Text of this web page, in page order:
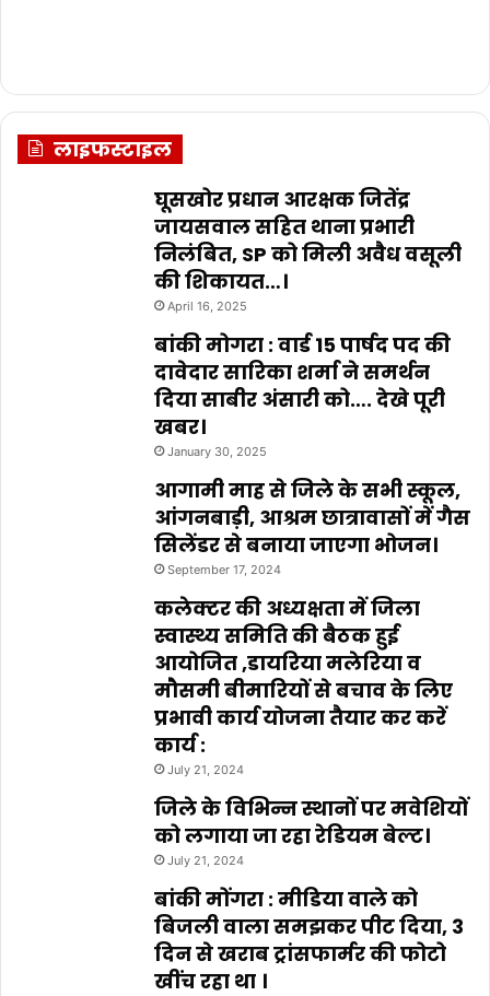
लाइफस्टाइल
घूसखोर प्रधान आरक्षक जितेंद्र
जायसवाल सहित थाना प्रभारी
निलंबित, SP को मिली अवैध वसूली
की शिकायत…।
April 16, 2025
बांकी मोगरा : वार्ड 15 पार्षद पद की
दावेदार सारिका शर्मा ने समर्थन
दिया साबीर अंसारी को…. देखे पूरी
खबर।
January 30, 2025
आगामी माह से जिले के सभी स्कूल,
आंगनबाड़ी, आश्रम छात्रावासों में गैस
सिलेंडर से बनाया जाएगा भोजन।
September 17, 2024
कलेक्टर की अध्यक्षता में जिला
स्वास्थ्य समिति की बैठक हुई
आयोजित ,डायरिया मलेरिया व
मौसमी बीमारियों से बचाव के लिए
प्रभावी कार्य योजना तैयार कर करें
कार्य :
July 21, 2024
जिले के विभिन्न स्थानों पर मवेशियों
को लगाया जा रहा रेडियम बेल्ट।
July 21, 2024
बांकी मोंगरा : मीडिया वाले को
बिजली वाला समझकर पीट दिया, 3
दिन से खराब ट्रांसफार्मर की फोटो
खींच रहा था ।